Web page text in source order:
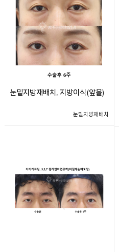
눈밑지방재배치, 지방이식(앞볼)
눈밑지방재배치